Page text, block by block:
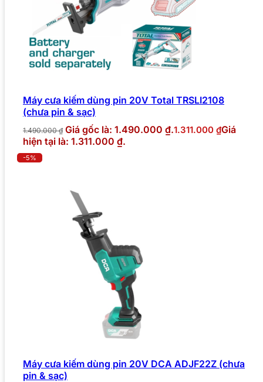
Máy cưa kiếm dùng pin 20V Total TRSLI2108
(chưa pin & sạc)
1.490.000₫ Giá gốc là: 1.490.000 ₫.1.311.000 ₫Giá
hiện tại là: 1.311.000 ₫.
-5%
Máy cưa kiếm dùng pin 20V DCA ADJF22Z (chưa
pin & sạc)